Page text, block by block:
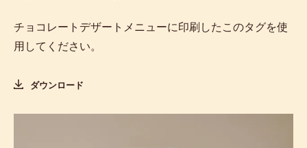
チョコレートデザートメニューに印刷したこのタグを使
用してください。
ダウンロード